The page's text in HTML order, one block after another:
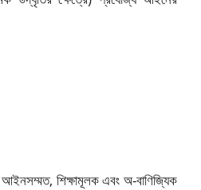
আইনসম্মত, শিক্ষামূলক এবং অ-বাণিজ্যিক